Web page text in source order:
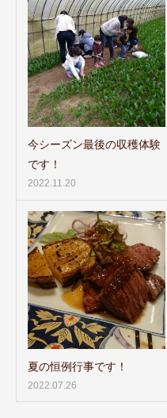
今シーズン最後の収穫体験
です！
2022.11.20
夏の恒例行事です！
2022.07.26